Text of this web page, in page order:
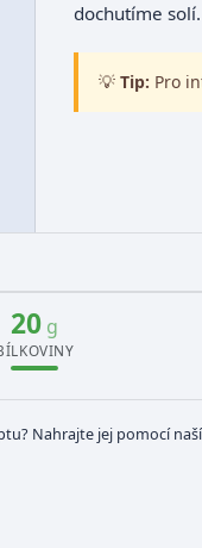
dochutíme solí.
💡Tip: Pro
20 g
Nahrajte jej pomocí naší